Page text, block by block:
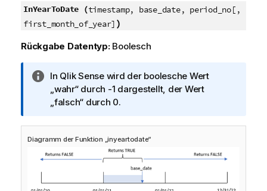
InYearToDate (timestamp, base_date, period_no[,
first_month_of_year] )
Rückgabe Datentyp: Boolesch
I
n
f
r
m
a
i
In Qlik Sensewird der boolesche Wert
„wahr“ durch -1 dargestellt, der Wert
„falsch“ durch 0.
Diagramm der Funktion „inyeartodate“